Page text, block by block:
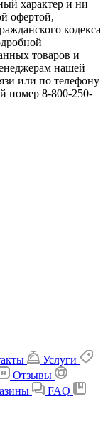
характер и ни
офертой,
кодекса
товаров и
нашей
или по телефону
номер 8-800-250-
Услуги
Отзывы
FAQ